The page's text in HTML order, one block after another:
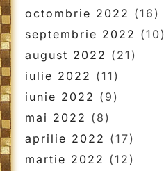
octombrie 2022 (16)
septembrie 2022 (10)
august 2022 (21)
iulie 2022 (11)
iunie 2022 (9)
mai 2022 (8)
aprilie 2022 (17)
martie 2022 (12)